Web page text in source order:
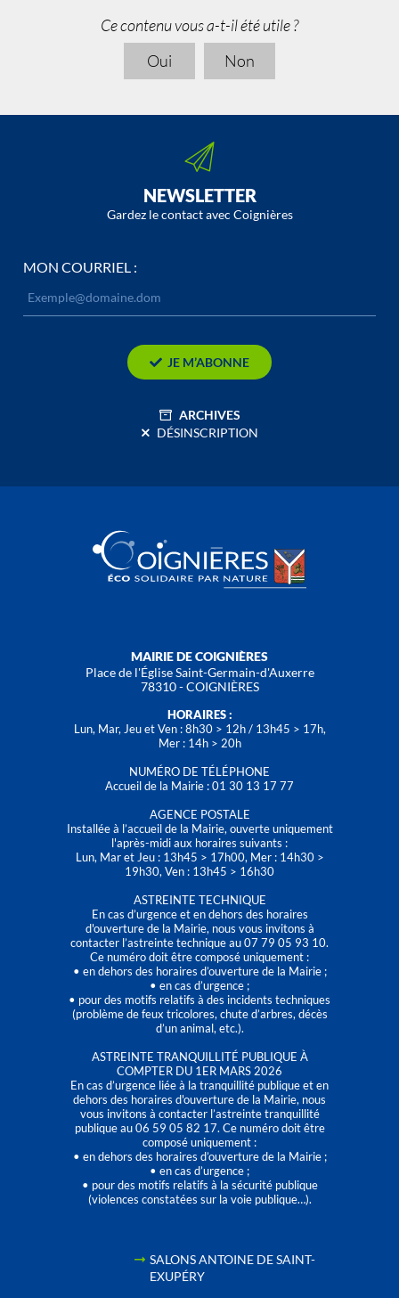
Ce contenu vous a-t-il été utile ?
Oui
Non
NEWSLETTER
Gardez le contact avec Coignières
MON COURRIEL :
JE M’ABONNE
ARCHIVES
DÉSINSCRIPTION
MAIRIE DE COIGNIÈRES
Place de l'Église Saint-Germain-d'Auxerre
78310 - COIGNIÈRES
HORAIRES :
Lun, Mar, Jeu et Ven : 8h30 > 12h / 13h45 > 17h,
Mer : 14h > 20h
NUMÉRO DE TÉLÉPHONE
Accueil de la Mairie : 01 30 13 17 77
AGENCE POSTALE
Installée à l’accueil de la Mairie, ouverte uniquement
l'après-midi aux horaires suivants :
Lun, Mar et Jeu : 13h45 > 17h00, Mer : 14h30 >
19h30, Ven : 13h45 > 16h30
ASTREINTE TECHNIQUE
En cas d’urgence et en dehors des horaires
d'ouverture de la Mairie, nous vous invitons à
contacter l’astreinte technique au 07 79 05 93 10.
Ce numéro doit être composé uniquement :
• en dehors des horaires d’ouverture de la Mairie ;
• en cas d’urgence ;
• pour des motifs relatifs à des incidents techniques
(problème de feux tricolores, chute d’arbres, décès
d’un animal, etc.).
ASTREINTE TRANQUILLITÉ PUBLIQUE À
COMPTER DU 1ER MARS 2026
En cas d’urgence liée à la tranquillité publique et en
dehors des horaires d'ouverture de la Mairie, nous
vous invitons à contacter l’astreinte tranquillité
publique au 06 59 05 82 17. Ce numéro doit être
composé uniquement :
• en dehors des horaires d’ouverture de la Mairie ;
• en cas d’urgence ;
• pour des motifs relatifs à la sécurité publique
(violences constatées sur la voie publique…).
SALONS ANTOINE DE SAINT-
EXUPÉRY